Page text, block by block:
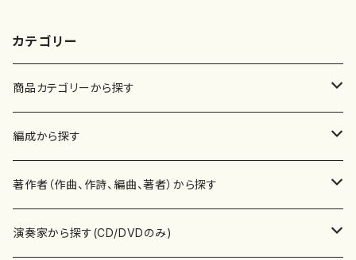
カテゴリー
商品カテゴリーから探す
楽譜
書籍
書籍
CD・DVD
編成から探す
邦楽器
箏・琴（ソロ）
合唱
著作者（作曲、作詩、編曲、著者）から探す
あ行
演奏家から探す(CD/DVDのみ)